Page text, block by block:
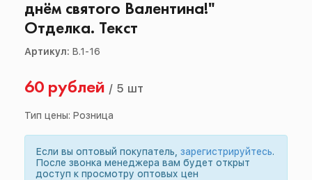
днём святого Валентина!"
Отделка. Текст
Артикул: В.1-16
60 рублей / 5 шт
Тип цены: Розница
Если вы оптовый покупатель, зарегистрируйтесь.
После звонка менеджера вам будет открыт
доступ к просмотру оптовых цен